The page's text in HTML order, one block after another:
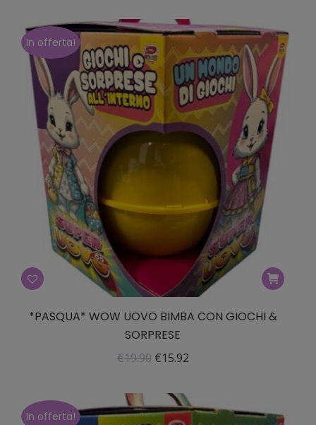
In offerta!
*PASQUA* WOW UOVO BIMBA CON GIOCHI &
SORPRESE
€19.90 Il
originale
era:
€15.92Il
attuale
è:
In offerta!